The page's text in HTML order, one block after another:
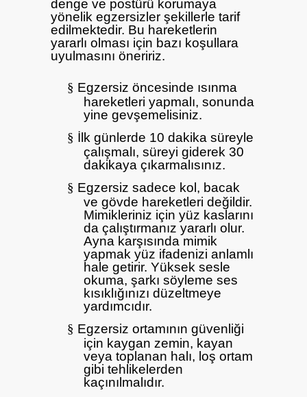
denge ve postürü korumaya
yönelik egzersizler şekillerle tarif
edilmektedir. Bu hareketlerin
yararlı olması için bazı koşullara
uyulmasını öneririz.
§ Egzersiz öncesinde ısınma
hareketleri yapmalı, sonunda
yine gevşemelisiniz.
§ İlk günlerde 10 dakika süreyle
çalışmalı, süreyi giderek 30
dakikaya çıkarmalısınız.
§ Egzersiz sadece kol, bacak
ve gövde hareketleri değildir.
Mimikleriniz için yüz kaslarını
da çalıştırmanız yararlı olur.
Ayna karşısında mimik
yapmak yüz ifadenizi anlamlı
hale getirir. Yüksek sesle
okuma, şarkı söyleme ses
kısıklığınızı düzeltmeye
yardımcıdır.
§ Egzersiz ortamının güvenliği
için kaygan zemin, kayan
veya toplanan halı, loş ortam
gibi tehlikelerden
kaçınılmalıdır.